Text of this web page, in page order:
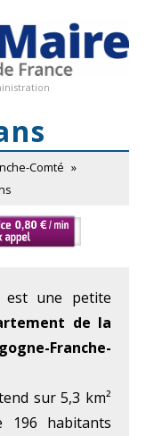
Comté »
est une petite
de la
Franche-
sur 5,3 km²
196 habitants